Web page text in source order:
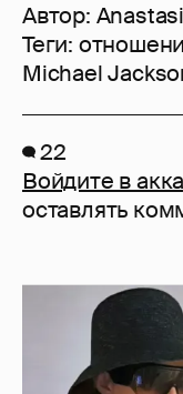
Автор:
Теги:
Michael
22
Войдите в
оставлять